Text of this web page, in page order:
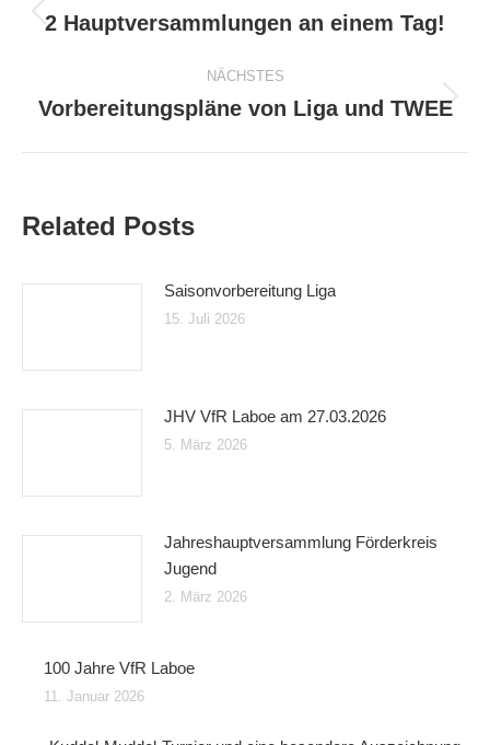
Vorheriger
2 Hauptversammlungen an einem Tag!
NÄCHSTES
Nächster
Vorbereitungspläne von Liga und TWEE
Related Posts
Saisonvorbereitung Liga
15. Juli 2026
JHV VfR Laboe am 27.03.2026
5. März 2026
Jahreshauptversammlung Förderkreis
Jugend
2. März 2026
100 Jahre VfR Laboe
11. Januar 2026